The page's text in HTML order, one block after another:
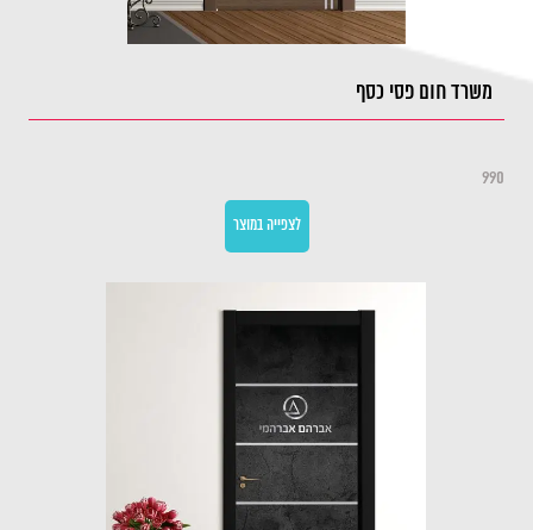
משרד חום פסי כסף
990
לצפייה במוצר